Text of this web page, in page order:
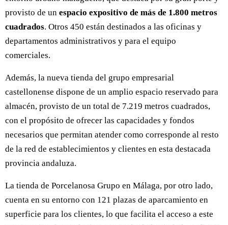
provisto de un espacio expositivo de más de 1.800 metros
cuadrados. Otros 450 están destinados a las oficinas y
departamentos administrativos y para el equipo
comerciales.
Además, la nueva tienda del grupo empresarial
castellonense dispone de un amplio espacio reservado para
almacén, provisto de un total de 7.219 metros cuadrados,
con el propósito de ofrecer las capacidades y fondos
necesarios que permitan atender como corresponde al resto
de la red de establecimientos y clientes en esta destacada
provincia andaluza.
La tienda de Porcelanosa Grupo en Málaga, por otro lado,
cuenta en su entorno con 121 plazas de aparcamiento en
superficie para los clientes, lo que facilita el acceso a este